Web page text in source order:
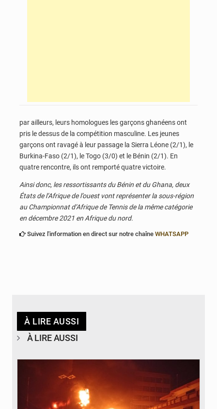
par ailleurs, leurs homologues les garçons ghanéens ont
pris le dessus de la compétition masculine. Les jeunes
garçons ont ravagé à leur passage la Sierra Léone (2/1), le
Burkina-Faso (2/1), le Togo (3/0) et le Bénin (2/1). En
quatre rencontre, ils ont remporté quatre victoire.
Ainsi donc, les ressortissants du Bénin et duGhana, deux
États de l’Afrique de l’ouest vont représenter la sous-région
au Championnat d’Afrique de Tennis de la même catégorie
en décembre 2021 en Afrique du nord.
Suivez l'information en direct sur notre chaîne WHATSAPP
À LIRE AUSSI
À LIRE AUSSI